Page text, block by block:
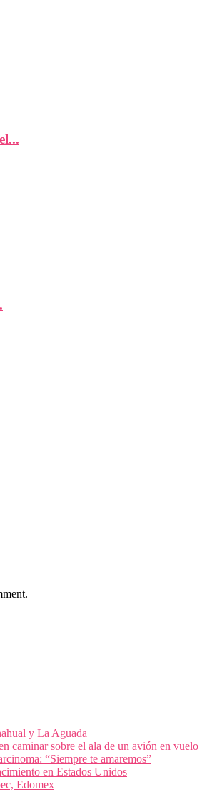
y La Aguada
caminar sobre el ala de un avión en vuelo
“Siempre te amaremos”
en Estados Unidos
Edomex